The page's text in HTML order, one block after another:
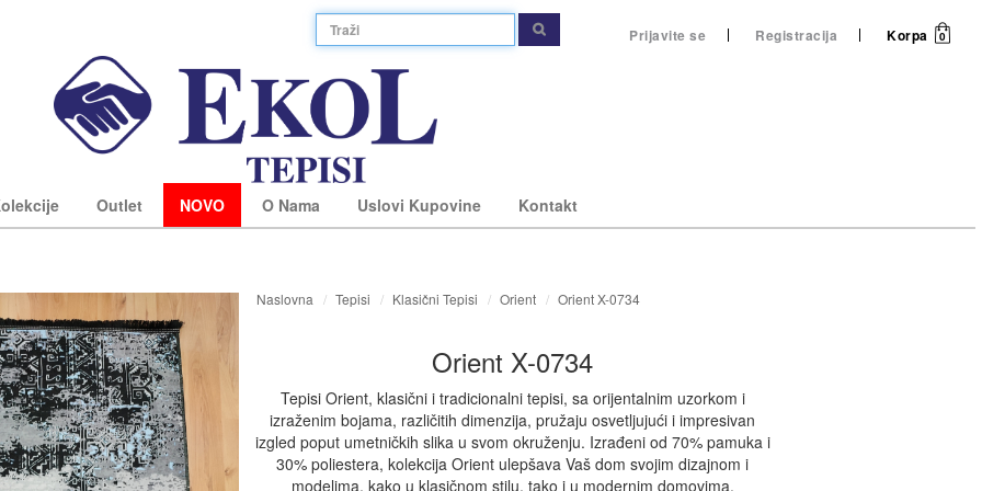
Prijavite se Registracija Korpa 0
pogledaj
Tabure Set za kupatilo Mušeme
pogledaj
Bond Bright Caprice staze po meri
Outlet NOVO O Nama Uslovi Kupovine Kontakt
Naslovna Tepisi Klasični Tepisi Orient Orient X-0734
Orient X-0734
Tepisi Orient, klasični i tradicionalni tepisi, sa orijentalnim uzorkom i
izraženim bojama, različitih dimenzija, pružaju osvetljujući i impresivan
izgled poput umetničkih slika u svom okruženju. Izrađeni od 70% pamuka i
30% poliestera, kolekcija Orient ulepšava Vaš dom svojim dizajnom i
modelima, kako u klasičnom stilu, tako i u modernim domovima.